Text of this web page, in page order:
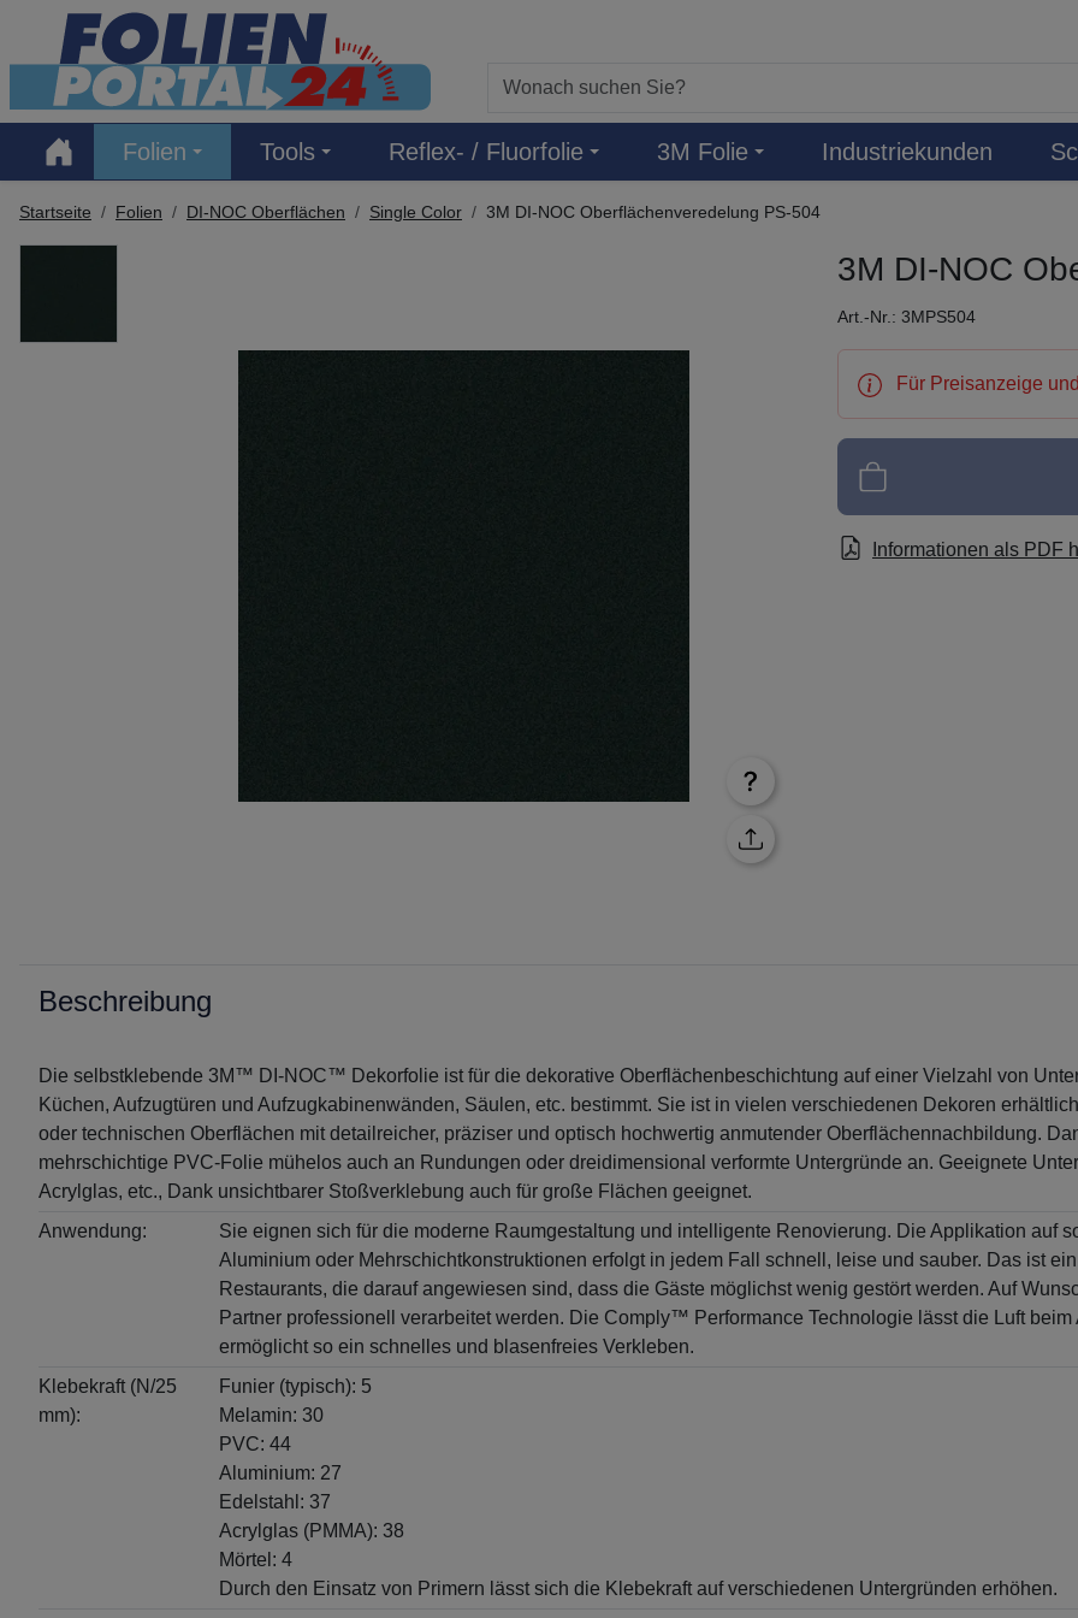
Hauptregion der Seite anspringen
Folien Tools Reflex- / Fluorfolie 3M Folie Industriekunden
Startseite Folien DI-NOC Oberflächen Single Color 3M DI-NOC Oberflächenveredelung PS-504
3M DI-NOC
Art.-Nr.: 3MPS504
Für Preisanzeige
Informationen als PDF
Beschreibung
Die selbstklebende 3M™ DI-NOC™ Dekorfolie ist für die dekorative Oberflächenbeschichtung auf einer Vielzahl von
Küchen, Aufzugtüren und Aufzugkabinenwänden, Säulen, etc. bestimmt. Sie ist in vielen verschiedenen Dekoren
oder technischen Oberflächen mit detailreicher, präziser und optisch hochwertig anmutender Oberflächennachbildung.
mehrschichtige PVC-Folie mühelos auch an Rundungen oder dreidimensional verformte Untergründe an. Geeignete
Acrylglas, etc., Dank unsichtbarer Stoßverklebung auch für große Flächen geeignet.
Anwendung:
Sie eignen sich für die moderne Raumgestaltung und intelligente Renovierung. Die Applikation auf
Aluminium oder Mehrschichtkonstruktionen erfolgt in jedem Fall schnell, leise und sauber. Das ist
Restaurants, die darauf angewiesen sind, dass die Gäste möglichst wenig gestört werden. Auf
Partner professionell verarbeitet werden. Die Comply™ Performance Technologie lässt die Luft
ermöglicht so ein schnelles und blasenfreies Verkleben.
Klebekraft (N/25
mm):
Funier (typisch): 5
Melamin: 30
PVC: 44
Aluminium: 27
Edelstahl: 37
Acrylglas (PMMA): 38
Mörtel: 4
Durch den Einsatz von Primern lässt sich die Klebekraft auf verschiedenen Untergründen erhöhen.